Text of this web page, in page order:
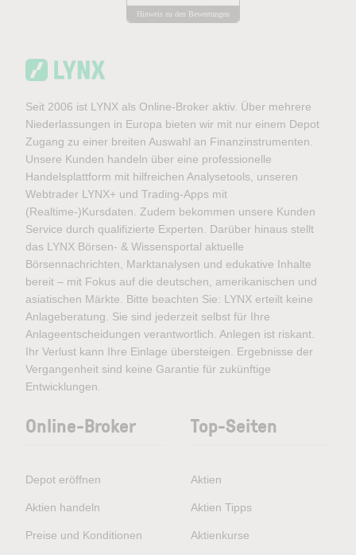
Hinweis zu den Bewertungen
Seit 2006 ist LYNX als Online-Broker aktiv. Über mehrere
Niederlassungen in Europa bieten wir mit nur einem Depot
Zugang zu einer breiten Auswahl an Finanzinstrumenten.
Unsere Kunden handeln über eine professionelle
Handelsplattform mit hilfreichen Analysetools, unseren
Webtrader LYNX+ und Trading-Apps mit
(Realtime-)Kursdaten. Zudem bekommen unsere Kunden
Service durch qualifizierte Experten. Darüber hinaus stellt
das LYNX Börsen- & Wissensportal aktuelle
Börsennachrichten, Marktanalysen und edukative Inhalte
bereit – mit Fokus auf die deutschen, amerikanischen und
asiatischen Märkte. Bitte beachten Sie: LYNX erteilt keine
Anlageberatung. Sie sind jederzeit selbst für Ihre
Anlageentscheidungen verantwortlich. Anlegen ist riskant.
Ihr Verlust kann Ihre Einlage übersteigen. Ergebnisse der
Vergangenheit sind keine Garantie für zukünftige
Entwicklungen.
Online-Broker
Depot eröffnen
Aktien handeln
Preise und Konditionen
Top-Seiten
Aktien
Aktien Tipps
Aktienkurse